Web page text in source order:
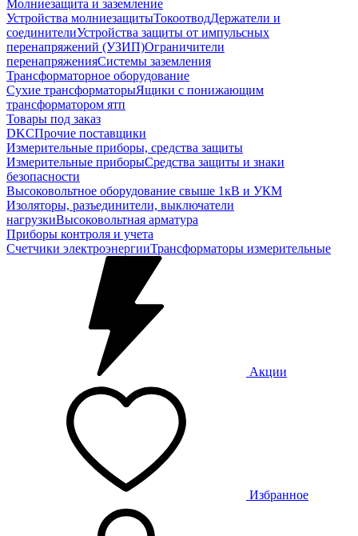
Молниезащита и заземление
Устройства молниезащитыТокоотводДержатели и
соединителиУстройства защиты от импульсных
перенапряжений (УЗИП)Ограничители
перенапряженияСистемы заземления
Трансформаторное оборудование
Сухие трансформаторыЯщики с понижающим
трансформатором ятп
Товары под заказ
DKCПрочие поставщики
Измерительные приборы, средства защиты
Измерительные приборыСредства защиты и знаки
безопасности
Высоковольтное оборудование свыше 1кВ и УКМ
Изоляторы, разъединители, выключатели
нагрузкиВысоковольтная арматура
Приборы контроля и учета
Счетчики электроэнергииТрансформаторы измерительные
Акции
Избранное